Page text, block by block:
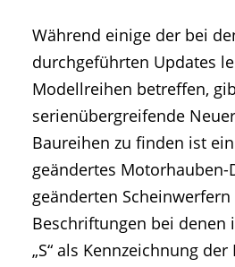
Während einige der bei
durchgeführten Updates
Modellreihen betreffen,
serienübergreifende
Baureihen zu finden ist
geändertes Motorhauben-
geänderten
Beschriftungen bei denen
„S“ als Kennzeichnung